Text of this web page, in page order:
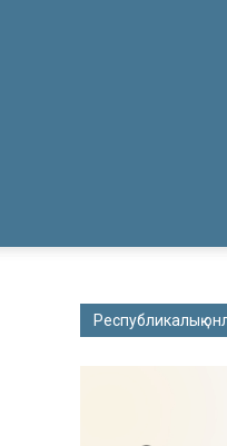
Республикалық